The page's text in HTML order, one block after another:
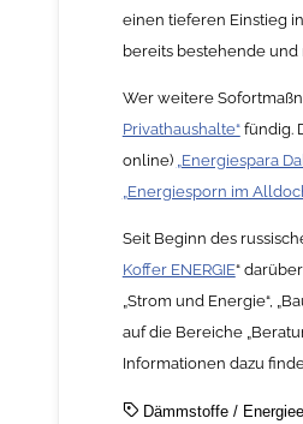
einen tieferen Einstieg
bereits bestehende
Wer weitere
Privathaushalte“fündig.
online) „Energiespara
„Energiesporn im
Seit Beginn des
Koffer ENERGIE“
„Strom und Energie“,
auf die Bereiche
Informationen dazu
Dämmstoffe/